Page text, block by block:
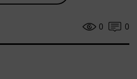
0
0